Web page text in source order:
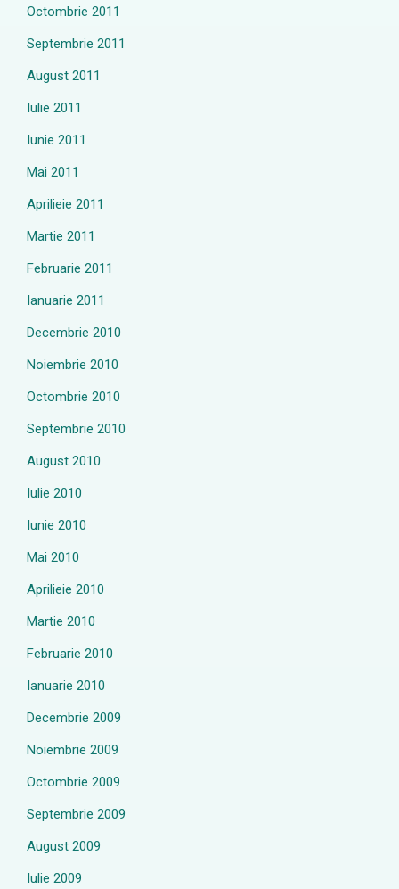
Octombrie 2011
Septembrie 2011
August 2011
Iulie 2011
Iunie 2011
Mai 2011
Aprilieie 2011
Martie 2011
Februarie 2011
Ianuarie 2011
Decembrie 2010
Noiembrie 2010
Octombrie 2010
Septembrie 2010
August 2010
Iulie 2010
Iunie 2010
Mai 2010
Aprilieie 2010
Martie 2010
Februarie 2010
Ianuarie 2010
Decembrie 2009
Noiembrie 2009
Octombrie 2009
Septembrie 2009
August 2009
Iulie 2009